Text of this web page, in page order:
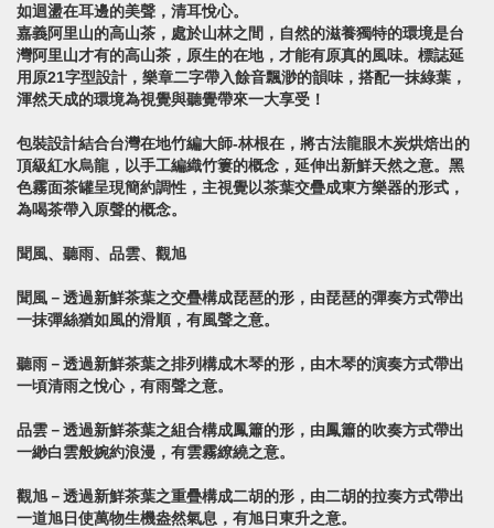
如迴盪在耳邊的美聲，清耳悅心。
嘉義阿里山的高山茶，處於山林之間，自然的滋養獨特的環境是台
灣阿里山才有的高山茶，原生的在地，才能有原真的風味。標誌延
用原21字型設計，樂章二字帶入餘音飄渺的韻味，搭配一抹綠葉，
渾然天成的環境為視覺與聽覺帶來一大享受！
包裝設計結合台灣在地竹編大師-林根在，將古法龍眼木炭烘焙出的
頂級紅水烏龍，以手工編織竹簍的概念，延伸出新鮮天然之意。黑
色霧面茶罐呈現簡約調性，主視覺以茶葉交疊成東方樂器的形式，
為喝茶帶入原聲的概念。
聞風、聽雨、品雲、觀旭
聞風－透過新鮮茶葉之交疊構成琵琶的形，由琵琶的彈奏方式帶出
一抹彈絲猶如風的滑順，有風聲之意。
聽雨－透過新鮮茶葉之排列構成木琴的形，由木琴的演奏方式帶出
一頃清雨之悅心，有雨聲之意。
品雲－透過新鮮茶葉之組合構成鳳簫的形，由鳳簫的吹奏方式帶出
一緲白雲般婉約浪漫，有雲霧繚繞之意。
觀旭－透過新鮮茶葉之重疊構成二胡的形，由二胡的拉奏方式帶出
一道旭日使萬物生機盎然氣息，有旭日東升之意。